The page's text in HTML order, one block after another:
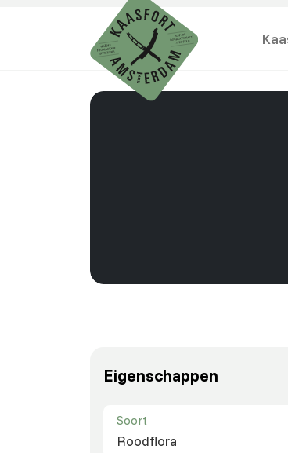
Eigenschappen
Soort
Roodflora